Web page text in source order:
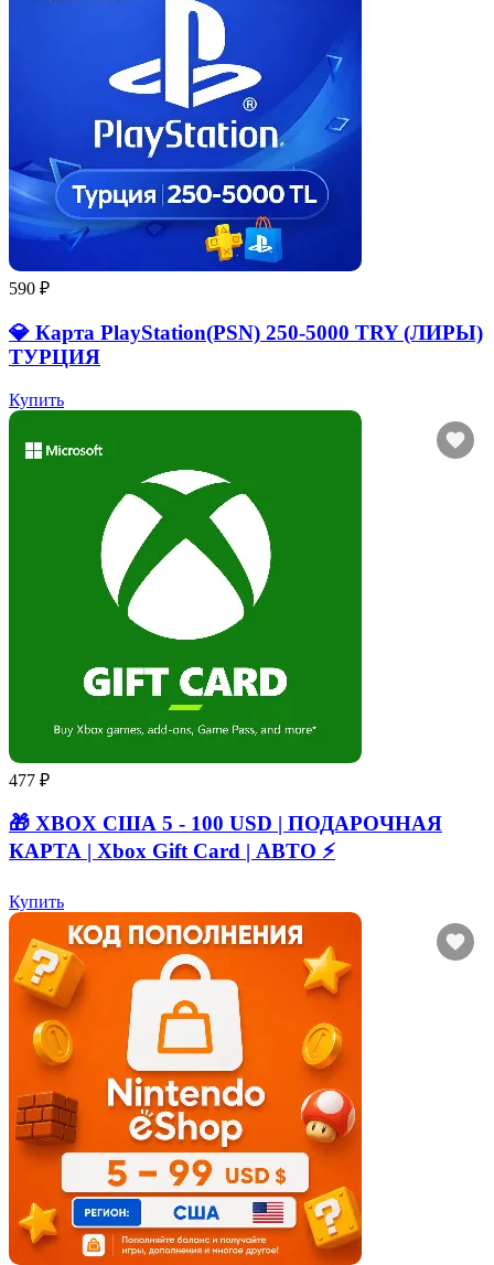
590 ₽
💎 Карта PlayStation(PSN) 250-5000 TRY (ЛИРЫ)
ТУРЦИЯ
Купить
477 ₽
🎁 XBOX США 5 - 100 USD | ПОДАРОЧНАЯ
КАРТА | Xbox Gift Card | АВТО ⚡
Купить